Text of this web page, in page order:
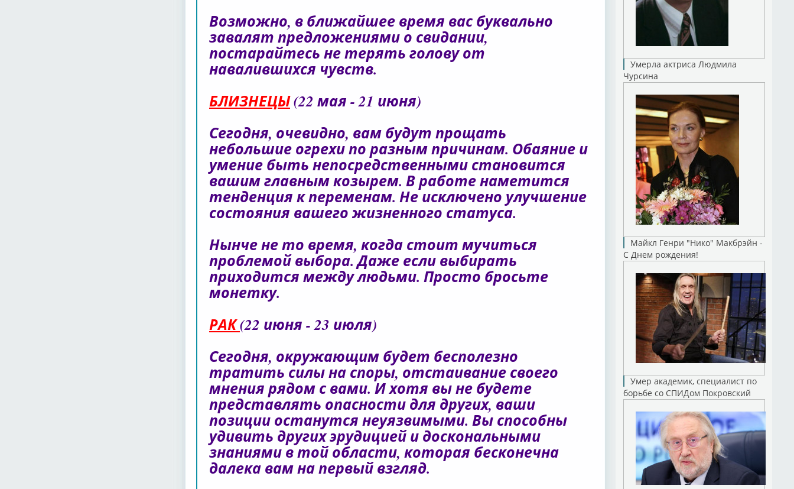
Возможно, в ближайшее время вас буквально
завалят предложениями о свидании,
постарайтесь не терять голову от
навалившихся чувств.
БЛИЗНЕЦЫ(22 мая - 21 июня)
Сегодня, очевидно, вам будут прощать
небольшие огрехи по разным причинам. Обаяние и
умение быть непосредственными становится
вашим главным козырем. В работе наметится
тенденция к переменам. Не исключено улучшение
состояния вашего жизненного статуса.
Нынче не то время, когда стоит мучиться
проблемой выбора. Даже если выбирать
приходится между людьми. Просто бросьте
монетку.
РАК(22 июня - 23 июля)
Сегодня, окружающим будет бесполезно
тратить силы на споры, отстаивание своего
мнения рядом с вами. И хотя вы не будете
представлять опасности для других, ваши
позиции останутся неуязвимыми. Вы способны
удивить других эрудицией и доскональными
знаниями в той области, которая бесконечна
далека вам на первый взгляд.
Умерла актриса Людмила
Чурсина
Майкл Генри "Нико" Макбрэйн -
С Днем рождения!
Умер академик, специалист по
борьбе со СПИДом Покровский